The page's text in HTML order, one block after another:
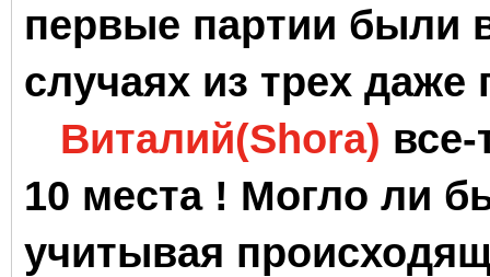
первые партии были
случаях из трех
Виталий(Shora) все-
10 места ! Могло ли
учитывая